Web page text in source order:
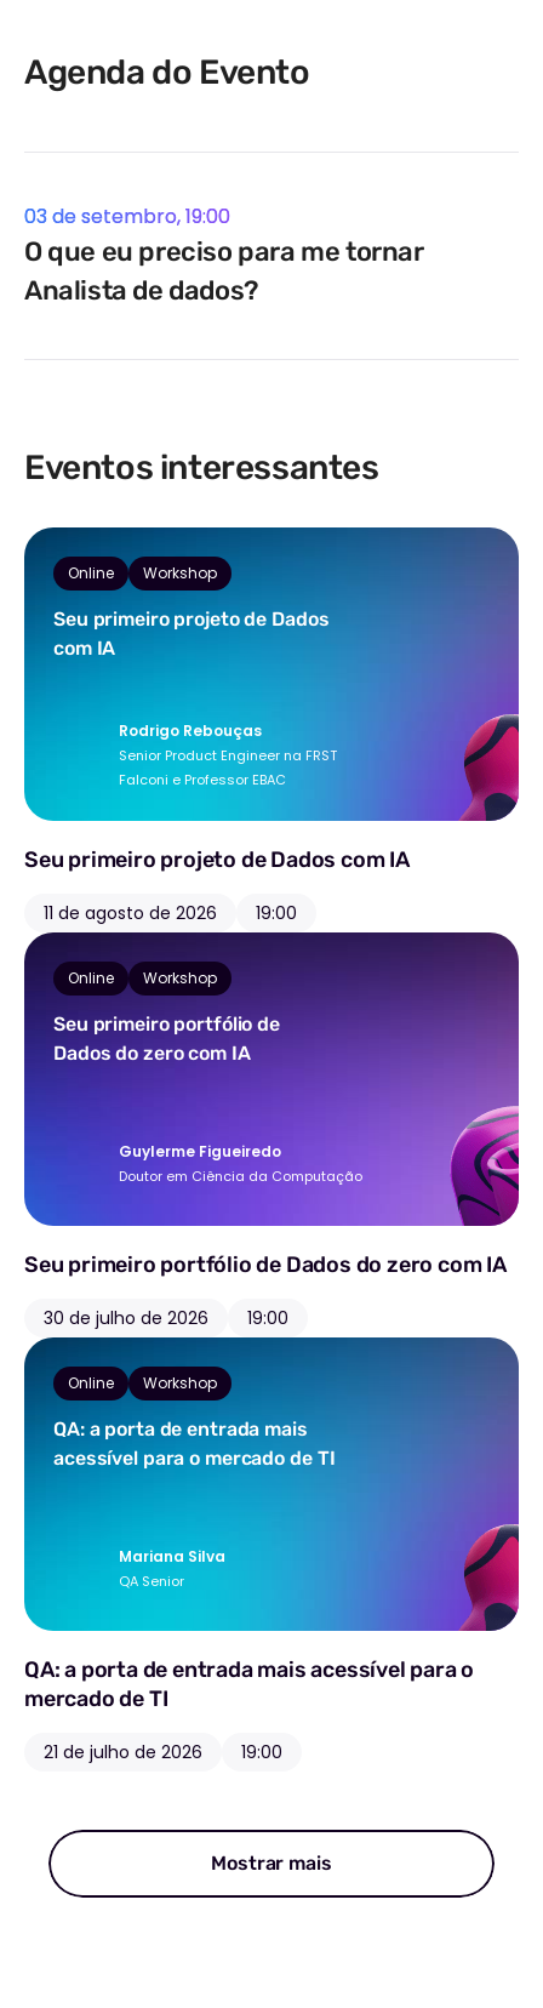
Agenda do Evento
03 de setembro, 19:00
O que eu preciso para me tornar
Analista de dados?
Eventos interessantes
Online Workshop
Seu primeiro projeto de Dados
com IA
Rodrigo Rebouças
Senior Product Engineer na FRST
Falconi e Professor EBAC
Seu primeiro projeto de Dados com IA
11 de agosto de 2026 19:00
Online Workshop
Seu primeiro portfólio de
Dados do zero com IA
Guylerme Figueiredo
Doutor em Ciência da Computação
Seu primeiro portfólio de Dados do zero com IA
30 de julho de 2026 19:00
Online Workshop
QA: a porta de entrada mais
acessível para o mercado de TI
Mariana Silva
QA Senior
QA: a porta de entrada mais acessível para o
mercado de TI
21 de julho de 2026 19:00
Mostrar mais